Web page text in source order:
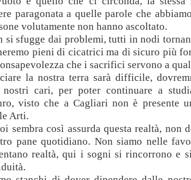
paragonata a quelle parole che
volutamente non hanno ascoltato.
si sfugge dai problemi, tutti in nodi
pieni di cicatrici ma di sicuro più
che i sacrifici servono a
la nostra terra sarà difficile,
nostri cari, per poter continuare a
visto che a Cagliari non è presente
Arti.
sembra così assurda questa realtà, non
pane quotidiano. Non siamo nelle
realtà, qui i sogni si rincorrono e